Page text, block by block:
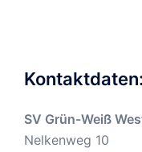
Kontaktdaten:
SV Grün-Weiß
Nelkenweg 10